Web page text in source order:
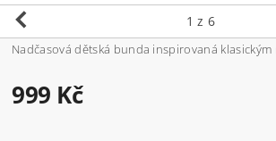
1 z 6
Nadčasová dětská bunda inspirovaná klasickým
999 Kč